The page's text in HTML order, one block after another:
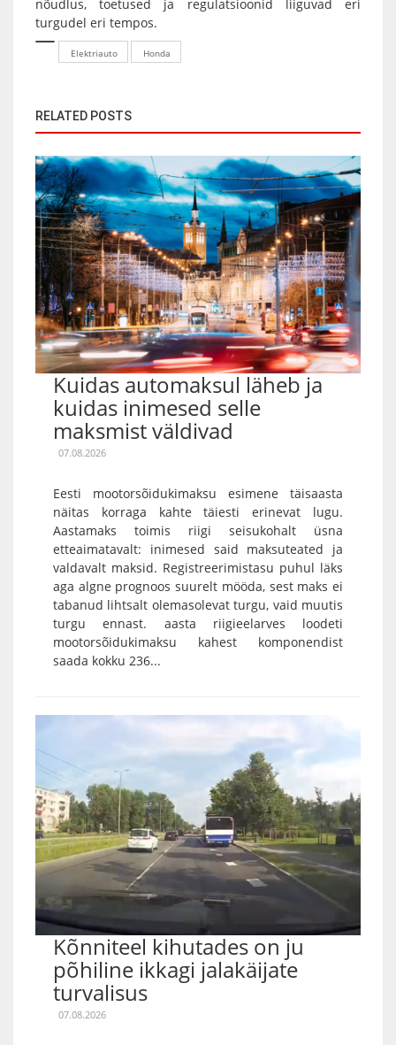
nõudlus, toetused ja regulatsioonid liiguvad eri
turgudel eri tempos.
Elektriauto Honda
RELATED POSTS
Kuidas automaksul läheb ja
kuidas inimesed selle
maksmist väldivad
07.08.2026
Eesti mootorsõidukimaksu esimene täisaasta
näitas korraga kahte täiesti erinevat lugu.
Aastamaks toimis riigi seisukohalt üsna
etteaimatavalt: inimesed said maksuteated ja
valdavalt maksid. Registreerimistasu puhul läks
aga algne prognoos suurelt mööda, sest maks ei
tabanud lihtsalt olemasolevat turgu, vaid muutis
turgu ennast. aasta riigieelarves loodeti
mootorsõidukimaksu kahest komponendist
saada kokku 236...
Kõnniteel kihutades on ju
põhiline ikkagi jalakäijate
turvalisus
07.08.2026